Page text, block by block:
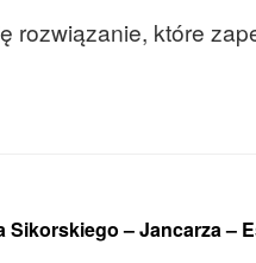
rozwiązanie, które
Sikorskiego – Jancarza –